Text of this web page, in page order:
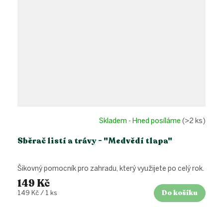
Sběrač listí a trávy - "Medvědí tlapa"
Skladem - Hned posíláme (>2 ks)
149 Kč
Měrná
149 Kč / 1 ks Do košíku
Šikovný pomocník pro zahradu, který využijete po celý rok.